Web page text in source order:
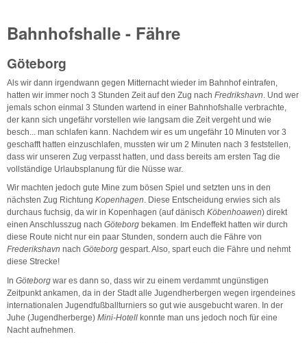
Bahnhofshalle - Fähre
Göteborg
Als wir dann irgendwann gegen Mitternacht wieder im Bahnhof eintrafen,
hatten wir immer noch 3 Stunden Zeit auf den Zug nach Fredrikshavn . Und wer
jemals schon einmal 3 Stunden wartend in einer Bahnhofshalle verbrachte,
der kann sich ungefähr vorstellen wie langsam die Zeit vergeht und wie
besch... man schlafen kann. Nachdem wir es um ungefähr 10 Minuten vor 3
geschafft hatten einzuschlafen, mussten wir um 2 Minuten nach 3 feststellen,
dass wir unseren Zug verpasst hatten, und dass bereits am ersten Tag die
vollständige Urlaubsplanung für die Nüsse war.
Wir machten jedoch gute Mine zum bösen Spiel und setzten uns in den
nächsten Zug Richtung Kopenhagen. Diese Entscheidung erwies sich als
durchaus fuchsig, da wir in Kopenhagen (auf dänisch Köbenhoawen) direkt
einen Anschlusszug nach Göteborg bekamen. Im Endeffekt hatten wir durch
diese Route nicht nur ein paar Stunden, sondern auch die Fähre von
Frederikshavn nach Göteborg gespart. Also, spart euch die Fähre und nehmt
diese Strecke!
In Göteborg war es dann so, dass wir zu einem verdammt ungünstigen
Zeitpunkt ankamen, da in der Stadt alle Jugendherbergen wegen irgendeines
internationalen Jugendfußballturniers so gut wie ausgebucht waren. In der
Juhe (Jugendherberge) Mini-Hotell konnte man uns jedoch noch für eine
Nacht aufnehmen.